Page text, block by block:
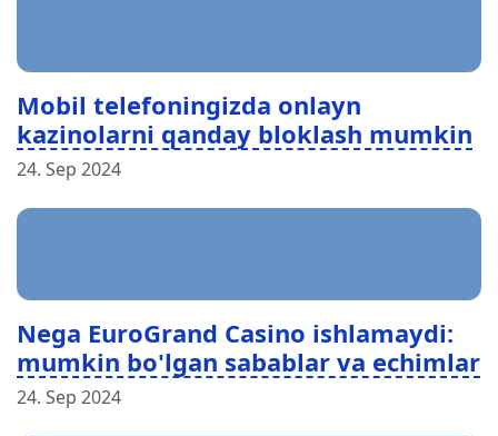
Mobil telefoningizda onlayn
kazinolarni qanday bloklash mumkin
24. Sep 2024
Nega EuroGrand Casino ishlamaydi:
mumkin bo'lgan sabablar va echimlar
24. Sep 2024